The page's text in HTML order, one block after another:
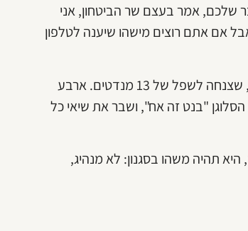
שלכם, אמר בעצם שר הביטחון, אני
זה קטנים. אבל אם אתם רוצים מישהו שיענה לטלפון
התוצאה בבחירות הייתה כישלון מחפיר, היסטורי של מפלגת העבודה, שצנחה לשפל של 13 מנדטים. ארבע
"בנט זה אח", ושבר את שיאי כל
תהיה משהו בסגנון: לא מנהיג,